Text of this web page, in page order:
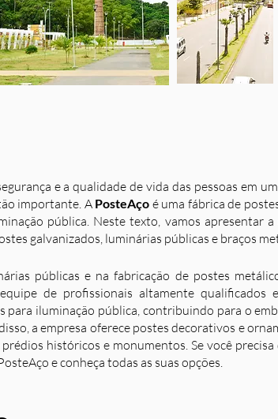
e a qualidade de vida das pessoas em
importante. A PosteAço é uma fábrica de
pública. Neste texto, vamos apresentar a
galvanizados, luminárias públicas e braços
públicas e na fabricação de postes
de profissionais altamente qualificados
para iluminação pública, contribuindo para o
a empresa oferece postes decorativos e
históricos e monumentos. Se você precisa
e conheça todas as suas opções.